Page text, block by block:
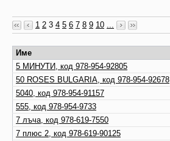
1 2 3 4 5 6 7 8 9 10 ...
Име
5 МИНУТИ, код 978-954-92805
50 ROSES BULGARIA, код 978-954-92678
5040, код 978-954-91157
555, код 978-954-9733
7 лъча, код 978-619-7550
7 плюс 2, код 978-619-90125